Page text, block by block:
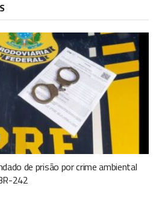
de prisão por crime ambiental
242